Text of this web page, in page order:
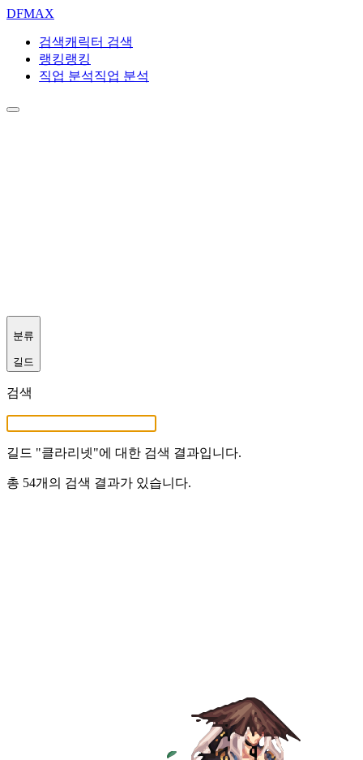
DFMAX
검색캐릭터 검색
랭킹랭킹
직업 분석직업 분석
분류
길드
검색
길드 "클라리넷"에 대한 검색 결과입니다.
총 54개의 검색 결과가 있습니다.